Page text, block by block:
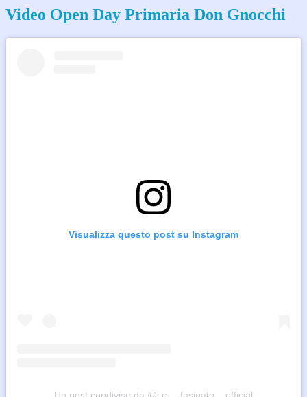
Video Open Day Primaria Don Gnocchi
Visualizza questo post su Instagram